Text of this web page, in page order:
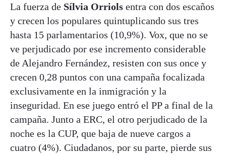
La fuerza de Sílvia Orriols entra con dos escaños
y crecen los populares quintuplicando sus tres
hasta 15 parlamentarios (10,9%). Vox, que no se
ve perjudicado por ese incremento considerable
de Alejandro Fernández, resisten con sus once y
crecen 0,28 puntos con una campaña focalizada
exclusivamente en la inmigración y la
inseguridad. En ese juego entró el PP a final de la
campaña. Junto a ERC, el otro perjudicado de la
noche es la CUP, que baja de nueve cargos a
cuatro (4%). Ciudadanos, por su parte, pierde sus